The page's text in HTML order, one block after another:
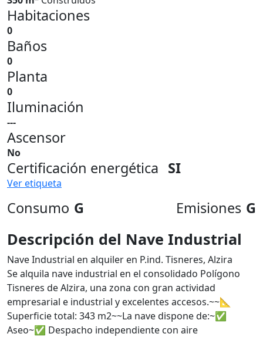
Habitaciones
0
Baños
0
Planta
0
Iluminación
---
Ascensor
No
Certificación energética SI
Ver etiqueta
Consumo G Emisiones G
Descripción del Nave Industrial
Nave Industrial en alquiler en P.ind. Tisneres, Alzira
Se alquila nave industrial en el consolidado Polígono
Tisneres de Alzira, una zona con gran actividad
empresarial e industrial y excelentes accesos.~~📐
Superficie total: 343 m2~~La nave dispone de:~✅
Aseo~✅ Despacho independiente con aire